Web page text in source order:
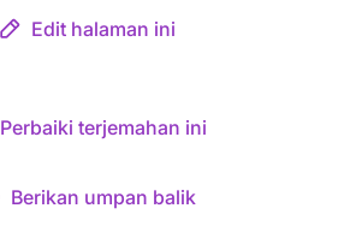
Edit halaman ini
Perbaiki terjemahan ini
Berikan umpan balik